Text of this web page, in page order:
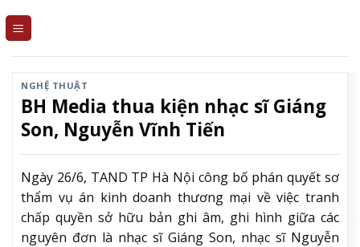
NGHỆ THUẬT
BH Media thua kiện nhạc sĩ Giáng
Son, Nguyễn Vĩnh Tiến
Ngày 26/6, TAND TP Hà Nội công bố phán quyết sơ
thẩm vụ án kinh doanh thương mại về việc tranh
chấp quyền sở hữu bản ghi âm, ghi hình giữa các
nguyên đơn là nhạc sĩ Giáng Son, nhạc sĩ Nguyễn